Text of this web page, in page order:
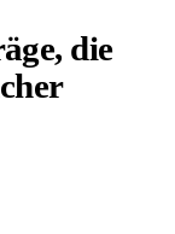
die